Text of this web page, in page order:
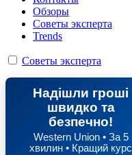
Обзоры
Советы эксперта
Trends
Советы эксперта
Надішли гроші
швидко та
безпечно!
Western Union • За 5
хвилин • Кращий курс